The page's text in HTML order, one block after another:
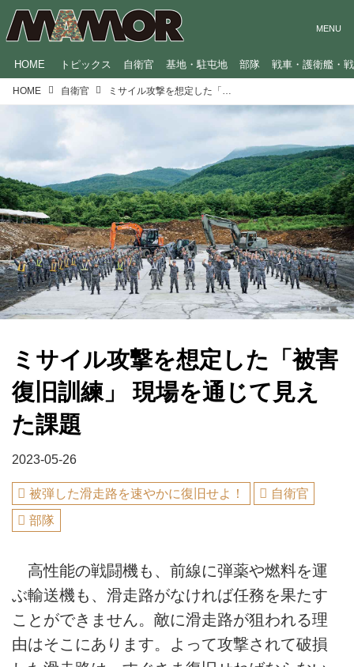
HOME トピックス 自衛官 基地・駐屯地 部隊 戦車・護衛艦・
HOME 自衛官
ミサイル攻撃を想定した「被害
復旧訓練」 現場を通じて見え
た課題
2023-05-26
被弾した滑走路を速やかに復旧せよ！
自衛官
部隊
高性能の戦闘機も、前線に弾薬や燃料を運
ぶ輸送機も、滑走路がなければ任務を果たす
ことができません。敵に滑走路が狙われる理
由はそこにあります。よって攻撃されて破損